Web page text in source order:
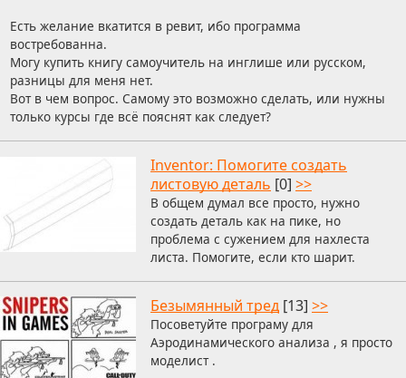
Есть желание вкатится в ревит, ибо программа
востребованна.
Могу купить книгу самоучитель на инглише или русском,
разницы для меня нет.
Вот в чем вопрос. Самому это возможно сделать, или нужны
только курсы где всё пояснят как следует?
Inventor: Помогите создать
листовую деталь [0] >>
В общем думал все просто, нужно
создать деталь как на пике, но
проблема с сужением для нахлеста
листа. Помогите, если кто шарит.
Безымянный тред [13] >>
Посоветуйте програму для
Аэродинамического анализа , я просто
моделист .